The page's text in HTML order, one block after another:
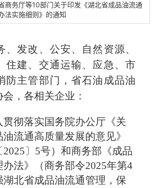
商务厅等10部门关于印发《湖北省成品油流通
法实施细则》的通知
、发改、公安、自然资源、
住建、交通运输、应急、市
防主管部门，省石油成品油
，各相关企业：
贯彻落实国务院办公厅《关
流通高质量发展的意见》
2025〕5号）和商务部《成品
法》（商务部令2025年第4
湖北省成品油流通管理，保